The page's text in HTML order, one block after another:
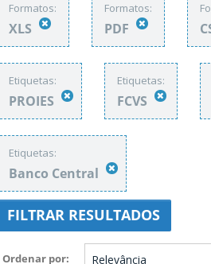
Formatos:
XLS
Formatos:
PDF
Etiquetas:
PROIES
Etiquetas:
FCVS
Etiquetas:
Banco Central
FILTRAR RESULTADOS
Ordenar por